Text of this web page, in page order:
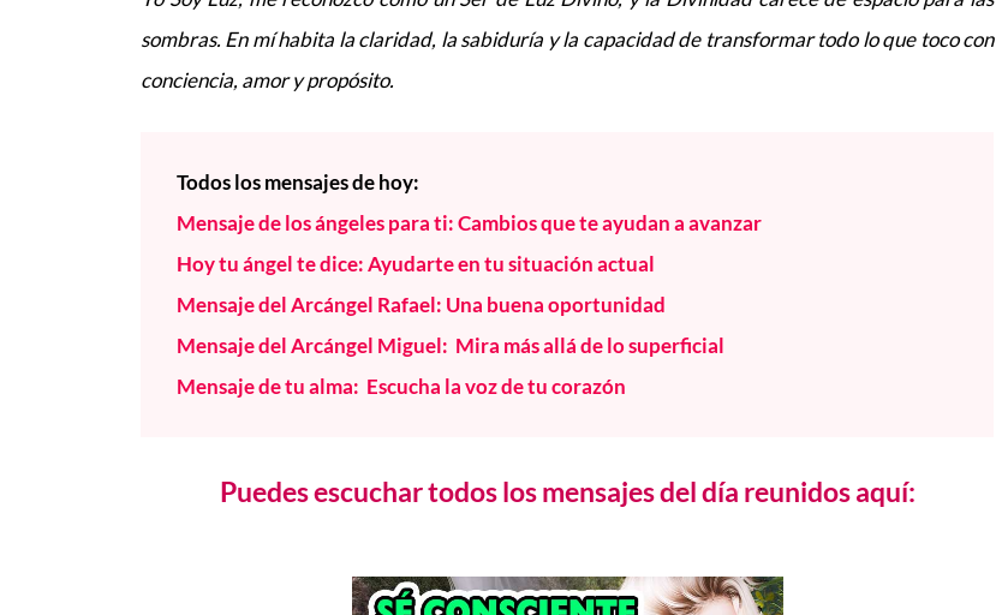
sombras. En mí habita la claridad, la sabiduría y la capacidad de transformar todo lo que toco con
conciencia, amor y propósito.
Todos los mensajes de hoy:
Mensaje de los ángeles para ti: Cambios que te ayudan a avanzar
Hoy tu ángel te dice: Ayudarte en tu situación actual
Mensaje del Arcángel Rafael: Una buena oportunidad
Mensaje del Arcángel Miguel: Mira más allá de lo superficial
Mensaje de tu alma: Escucha la voz de tu corazón
Puedes escuchar todos los mensajes del día reunidos aquí: